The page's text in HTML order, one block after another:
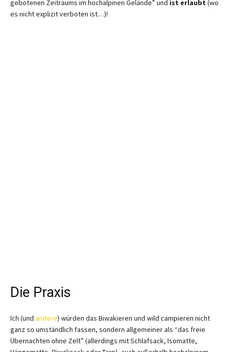
gebotenen Zeitraums im hochalpinen Gelände” und ist erlaubt (wo
es nicht explizit verboten ist…)!
Die Praxis
Ich (und andere) würden das Biwakieren und wild campieren nicht
ganz so umständlich fassen, sondern allgemeiner als “das freie
Übernachten ohne Zelt” (allerdings mit Schlafsack, Isomatte,